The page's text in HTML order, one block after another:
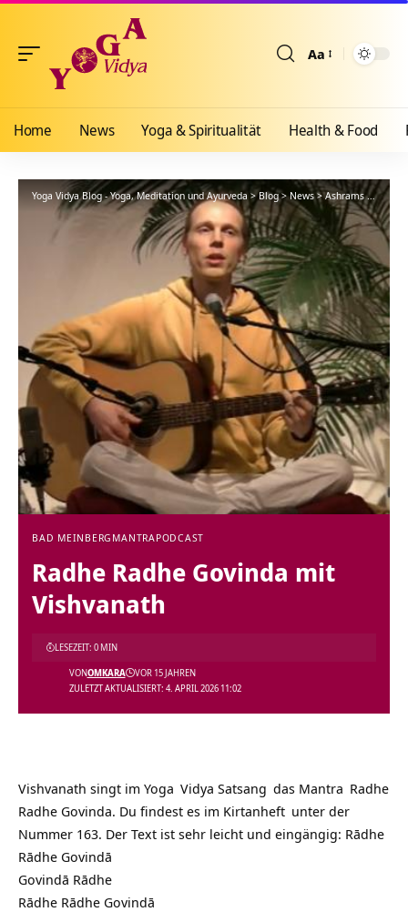
Aa
Home News Yoga & Spiritualität Health & Food
Yoga Vidya Blog - Yoga, Meditation und Ayurveda>Blog>News>Ashrams> Bad
BAD MEINBERG MANTRAPODCAST
Radhe Radhe Govinda mit
Vishvanath
ZULETZT AKTUALISIERT: 4. APRIL 2026 11:02
VONOMKARA VOR 15 JAHREN
LESEZEIT: 0 MIN
Vishvanath singt im Yoga Vidya Satsang das Mantra Radhe
Radhe Govinda. Du findest es im Kirtanheft unter der
Nummer 163. Der Text ist sehr leicht und eingängig: Rādhe
Rādhe Govindā
Govindā Rādhe
Rādhe Rādhe Govindā